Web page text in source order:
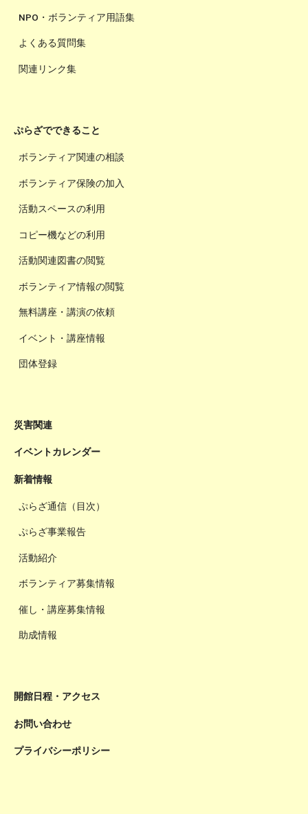
NPO・ボランティア用語集
よくある質問集
関連リンク集
ぷらざでできること
ボランティア関連の相談
ボランティア保険の加入
活動スペースの利用
コピー機などの利用
活動関連図書の閲覧
ボランティア情報の閲覧
無料講座・講演の依頼
イベント・講座情報
団体登録
災害関連
イベントカレンダー
新着情報
ぷらざ通信（目次）
ぷらざ事業報告
活動紹介
ボランティア募集情報
催し・講座募集情報
助成情報
開館日程・アクセス
お問い合わせ
プライバシーポリシー